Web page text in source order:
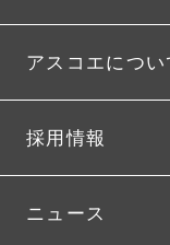
アスコエについ
採用情報
ニュース